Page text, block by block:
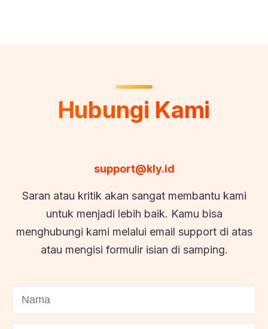
Hubungi Kami
support@kly.id
Saran atau kritik akan sangat membantu kami
untuk menjadi lebih baik. Kamu bisa
menghubungi kami melalui email support di atas
atau mengisi formulir isian di samping.